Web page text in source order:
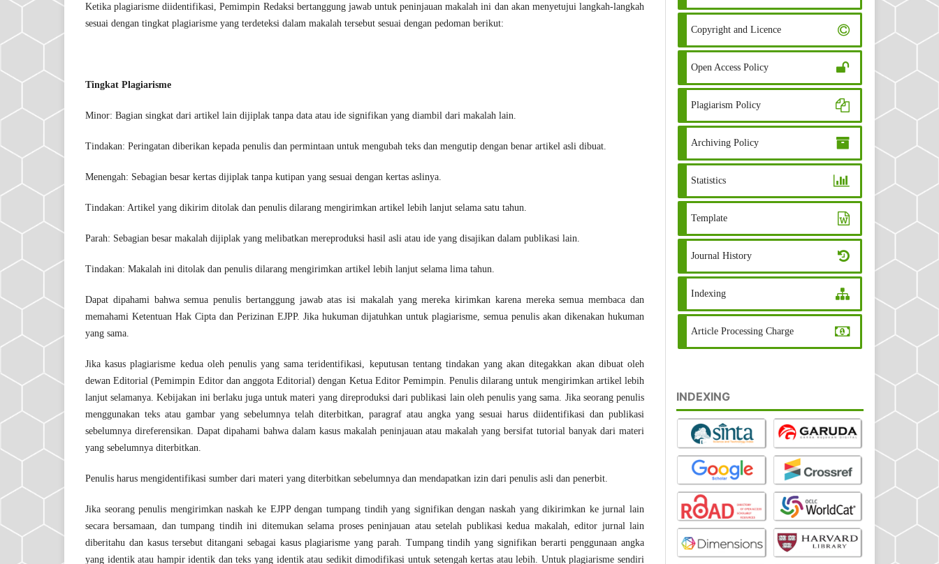
Ketika plagiarisme diidentifikasi, Pemimpin Redaksi bertanggung jawab untuk peninjauan makalah ini dan akan menyetujui langkah-langkah
sesuai dengan tingkat plagiarisme yang terdeteksi dalam makalah tersebut sesuai dengan pedoman berikut:
Tingkat Plagiarisme
Minor: Bagian singkat dari artikel lain dijiplak tanpa data atau ide signifikan yang diambil dari makalah lain.
Tindakan: Peringatan diberikan kepada penulis dan permintaan untuk mengubah teks dan mengutip dengan benar artikel asli dibuat.
Menengah: Sebagian besar kertas dijiplak tanpa kutipan yang sesuai dengan kertas aslinya.
Tindakan: Artikel yang dikirim ditolak dan penulis dilarang mengirimkan artikel lebih lanjut selama satu tahun.
Parah: Sebagian besar makalah dijiplak yang melibatkan mereproduksi hasil asli atau ide yang disajikan dalam publikasi lain.
Tindakan: Makalah ini ditolak dan penulis dilarang mengirimkan artikel lebih lanjut selama lima tahun.
Dapat dipahami bahwa semua penulis bertanggung jawab atas isi makalah yang mereka kirimkan karena mereka semua membaca dan
memahami Ketentuan Hak Cipta dan Perizinan EJPP. Jika hukuman dijatuhkan untuk plagiarisme, semua penulis akan dikenakan hukuman
yang sama.
Jika kasus plagiarisme kedua oleh penulis yang sama teridentifikasi, keputusan tentang tindakan yang akan ditegakkan akan dibuat oleh
dewan Editorial (Pemimpin Editor dan anggota Editorial) dengan Ketua Editor Pemimpin. Penulis dilarang untuk mengirimkan artikel lebih
lanjut selamanya. Kebijakan ini berlaku juga untuk materi yang direproduksi dari publikasi lain oleh penulis yang sama. Jika seorang penulis
menggunakan teks atau gambar yang sebelumnya telah diterbitkan, paragraf atau angka yang sesuai harus diidentifikasi dan publikasi
sebelumnya direferensikan. Dapat dipahami bahwa dalam kasus makalah peninjauan atau makalah yang bersifat tutorial banyak dari materi
yang sebelumnya diterbitkan.
Penulis harus mengidentifikasi sumber dari materi yang diterbitkan sebelumnya dan mendapatkan izin dari penulis asli dan penerbit.
Jika seorang penulis mengirimkan naskah ke EJPP dengan tumpang tindih yang signifikan dengan naskah yang dikirimkan ke jurnal lain
secara bersamaan, dan tumpang tindih ini ditemukan selama proses peninjauan atau setelah publikasi kedua makalah, editor jurnal lain
diberitahu dan kasus tersebut ditangani sebagai kasus plagiarisme yang parah. Tumpang tindih yang signifikan berarti penggunaan angka
yang identik atau hampir identik dan teks yang identik atau sedikit dimodifikasi untuk setengah kertas atau lebih. Untuk plagiarisme sendiri
Copyright and Licence
Open Access Policy
Plagiarism Policy
Archiving Policy
Statistics
Template
Journal History
Indexing
Article Processing Charge
INDEXING